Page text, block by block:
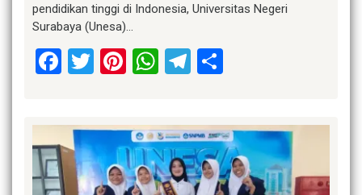
pendidikan tinggi di Indonesia, Universitas Negeri
Surabaya (Unesa)…
Facebook
Twitter
Pinterest
WhatsApp
Telegram